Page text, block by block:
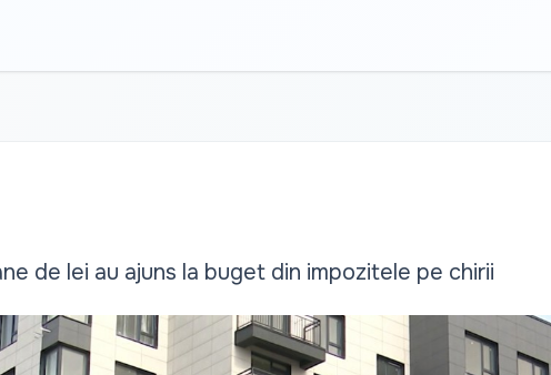
de lei au ajuns la buget din impozitele pe chirii